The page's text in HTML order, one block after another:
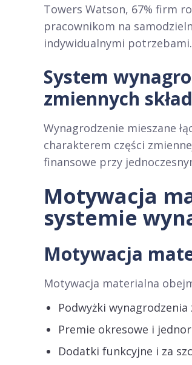
Towers Watson, 67% firm
pracownikom na
indywidualnymi potrzebami.
System
zmiennych
Wynagrodzenie mieszane
charakterem części
finansowe przy
Motywacja
systemie
Motywacja
Motywacja materialna
Podwyżki wynagrodzenia
Premie okresowe i
Dodatki funkcyjne i za